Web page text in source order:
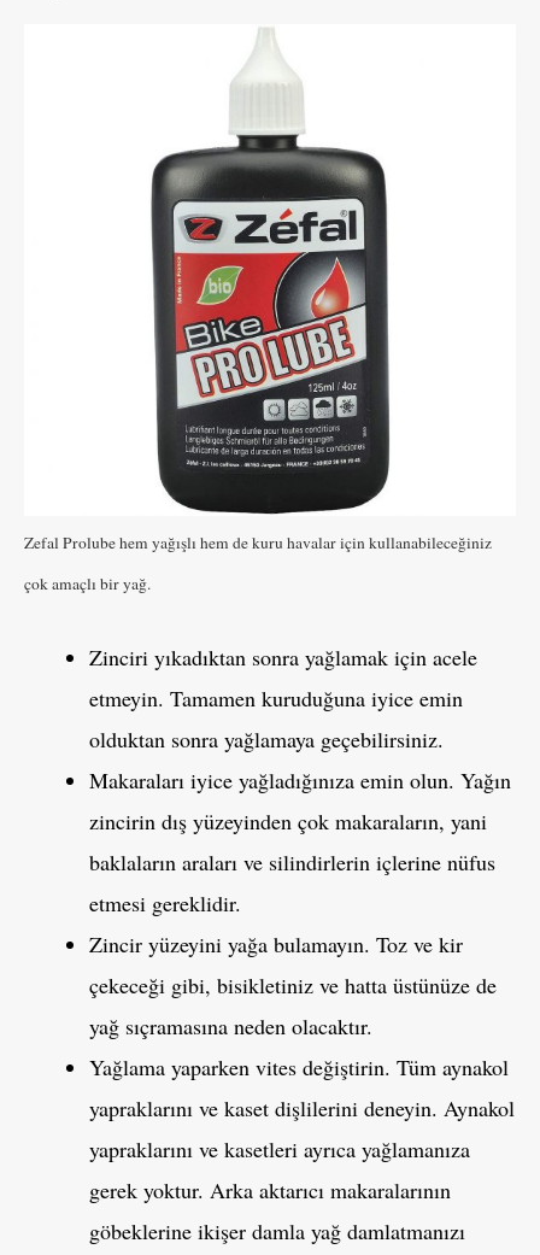
Zefal Prolube hem yağışlı hem de kuru havalar için kullanabileceğiniz
çok amaçlı bir yağ.
Zinciri yıkadıktan sonra yağlamak için acele
etmeyin. Tamamen kuruduğuna iyice emin
olduktan sonra yağlamaya geçebilirsiniz.
Makaraları iyice yağladığınıza emin olun. Yağın
zincirin dış yüzeyinden çok makaraların, yani
baklaların araları ve silindirlerin içlerine nüfus
etmesi gereklidir.
Zincir yüzeyini yağa bulamayın. Toz ve kir
çekeceği gibi, bisikletiniz ve hatta üstünüze de
yağ sıçramasına neden olacaktır.
Yağlama yaparken vites değiştirin. Tüm aynakol
yapraklarını ve kaset dişlilerini deneyin. Aynakol
yapraklarını ve kasetleri ayrıca yağlamanıza
gerek yoktur. Arka aktarıcı makaralarının
göbeklerine ikişer damla yağ damlatmanızı